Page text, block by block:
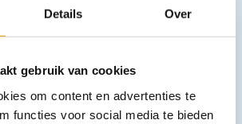
Details Over
gebruik van cookies
om content en advertenties te
functies voor social media te bieden
Opties bekijken